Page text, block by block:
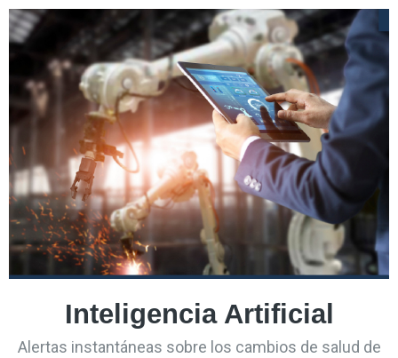
Inteligencia Artificial
Alertas instantáneas sobre los cambios de salud de